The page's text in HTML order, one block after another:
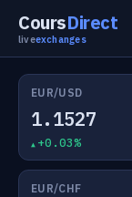
CoursDirect
liveexchanges
EUR/USD
1.1527
+0.03%
EUR/CHF